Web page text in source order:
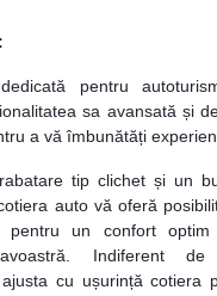
pentru
sa avansată și
a vă îmbunătăți
tip clichet și un
auto vă oferă
pentru un confort
Indiferent
cu ușurință cotiera